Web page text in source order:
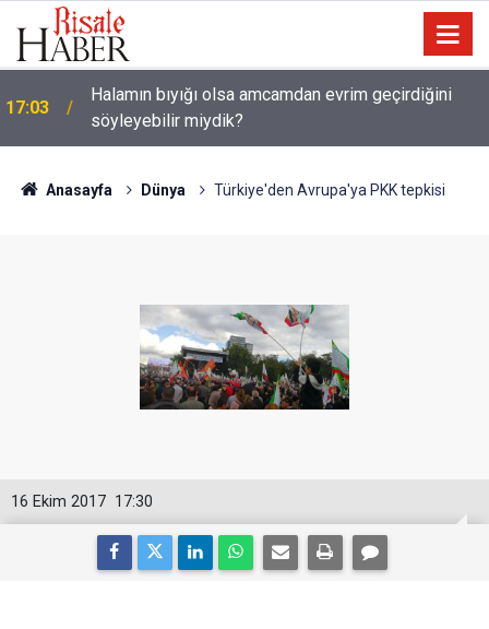
17:03
Halamın bıyığı olsa amcamdan evrim geçirdiğini
söyleyebilir miydik?
16:05
Güneş Tutulması 12 Ağustos'ta: Türkiye'den
görülecek mi?
Anasayfa Dünya Türkiye'den Avrupa'ya PKK tepkisi
17:30
16 Ekim 2017